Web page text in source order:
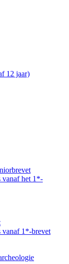
12 jaar)
vanaf het 1*-
vanaf 1*-brevet